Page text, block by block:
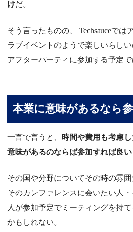
けだ。
そう言ったものの、 Techsauceでは
ラブイベントのようで楽しいらし
アフターパーティに参加する予定
本業に意味があるなら
一言で言うと、
時間や費用も考慮
意味があるのならば参加すれば良い
その国や分野についてその時の雰囲
そのカンファレンスに会いたい人
人が参加予定でミーティングを持
かもしれない。